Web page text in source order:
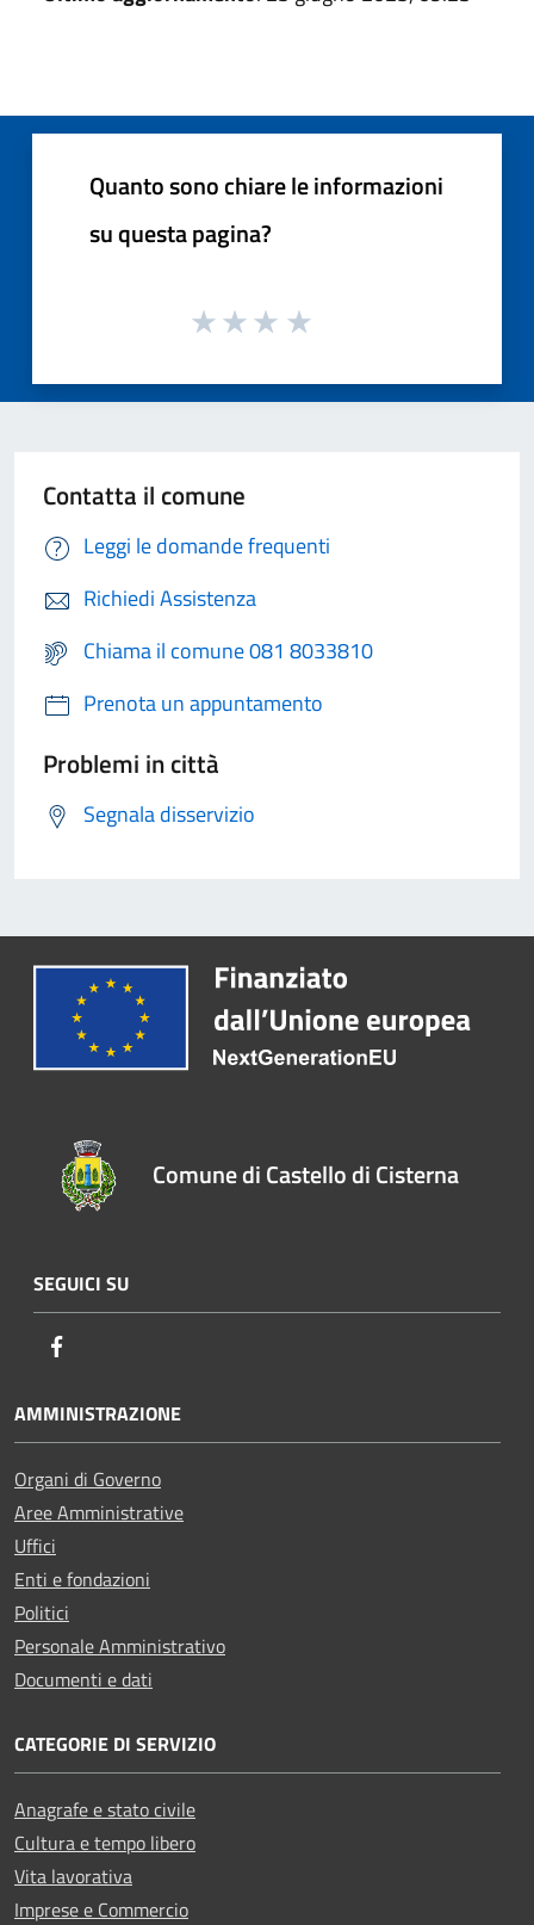
Quanto sono chiare le informazioni
su questa pagina?
Contatta il comune
Leggi le domande frequenti
Richiedi Assistenza
Chiama il comune 081 8033810
Prenota un appuntamento
Problemi in città
Segnala disservizio
Comune di Castello di Cisterna
SEGUICI SU
AMMINISTRAZIONE
Organi di Governo
Aree Amministrative
Uffici
Enti e fondazioni
Politici
Personale Amministrativo
Documenti e dati
CATEGORIE DI SERVIZIO
Anagrafe e stato civile
Cultura e tempo libero
Vita lavorativa
Imprese e Commercio